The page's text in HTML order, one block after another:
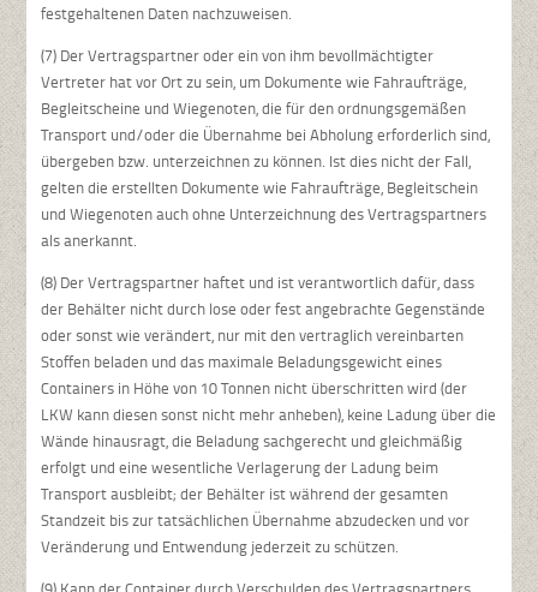
festgehaltenen Daten nachzuweisen.
(7) Der Vertragspartner oder ein von ihm bevollmächtigter
Vertreter hat vor Ort zu sein, um Dokumente wie Fahraufträge,
Begleitscheine und Wiegenoten, die für den ordnungsgemäßen
Transport und/oder die Übernahme bei Abholung erforderlich sind,
übergeben bzw. unterzeichnen zu können. Ist dies nicht der Fall,
gelten die erstellten Dokumente wie Fahraufträge, Begleitschein
und Wiegenoten auch ohne Unterzeichnung des Vertragspartners
als anerkannt.
(8) Der Vertragspartner haftet und ist verantwortlich dafür, dass
der Behälter nicht durch lose oder fest angebrachte Gegenstände
oder sonst wie verändert, nur mit den vertraglich vereinbarten
Stoffen beladen und das maximale Beladungsgewicht eines
Containers in Höhe von 10 Tonnen nicht überschritten wird (der
LKW kann diesen sonst nicht mehr anheben), keine Ladung über die
Wände hinausragt, die Beladung sachgerecht und gleichmäßig
erfolgt und eine wesentliche Verlagerung der Ladung beim
Transport ausbleibt; der Behälter ist während der gesamten
Standzeit bis zur tatsächlichen Übernahme abzudecken und vor
Veränderung und Entwendung jederzeit zu schützen.